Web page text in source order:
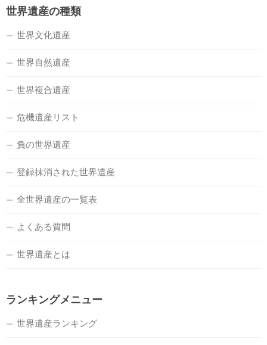
世界遺産の種類
世界文化遺産
世界自然遺産
世界複合遺産
危機遺産リスト
負の世界遺産
登録抹消された世界遺産
全世界遺産の一覧表
よくある質問
世界遺産とは
ランキングメニュー
世界遺産ランキング